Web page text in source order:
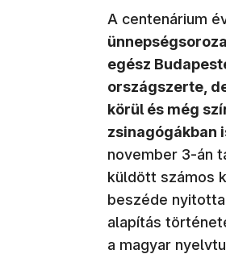
A centenárium
egész
országszerte,
körül és még
zsinagógákban
november 3-án
küldött számos
beszéde
alapítás
a magyar